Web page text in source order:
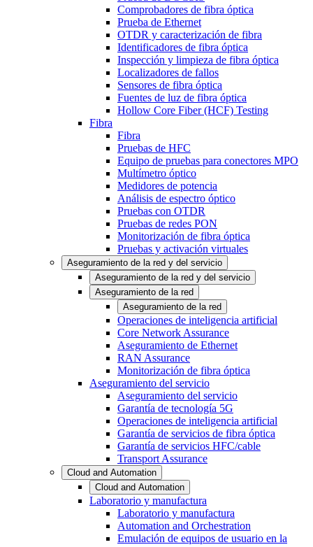
Comprobadores de fibra óptica
Prueba de Ethernet
OTDR y caracterización de fibra
Identificadores de fibra óptica
Inspección y limpieza de fibra óptica
Localizadores de fallos
Sensores de fibra óptica
Fuentes de luz de fibra óptica
Hollow Core Fiber (HCF) Testing
Fibra
Fibra
Pruebas de HFC
Equipo de pruebas para conectores MPO
Multímetro óptico
Medidores de potencia
Análisis de espectro óptico
Pruebas con OTDR
Pruebas de redes PON
Monitorización de fibra óptica
Pruebas y activación virtuales
Aseguramiento de la red y del servicio
Aseguramiento de la red y del servicio
Aseguramiento de la red
Aseguramiento de la red
Operaciones de inteligencia artificial
Core Network Assurance
Aseguramiento de Ethernet
RAN Assurance
Monitorización de fibra óptica
Aseguramiento del servicio
Aseguramiento del servicio
Garantía de tecnología 5G
Operaciones de inteligencia artificial
Garantía de servicios de fibra óptica
Garantía de servicios HFC/cable
Transport Assurance
Cloud and Automation
Cloud and Automation
Laboratorio y manufactura
Laboratorio y manufactura
Automation and Orchestration
Emulación de equipos de usuario en la